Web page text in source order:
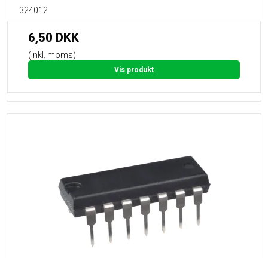
324012
6,50 DKK
(inkl. moms)
Vis produkt